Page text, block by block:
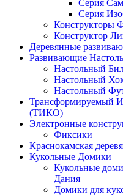
Серия
Серия
Конструкторы
Конструктор
Деревянные
Развивающие
Настольный
Настольный
Настольный
Трансформируемый
(ТИКО)
Электронные
Фиксики
Краснокамская
Кукольные Домики
Кукольные
Дания
Домики для